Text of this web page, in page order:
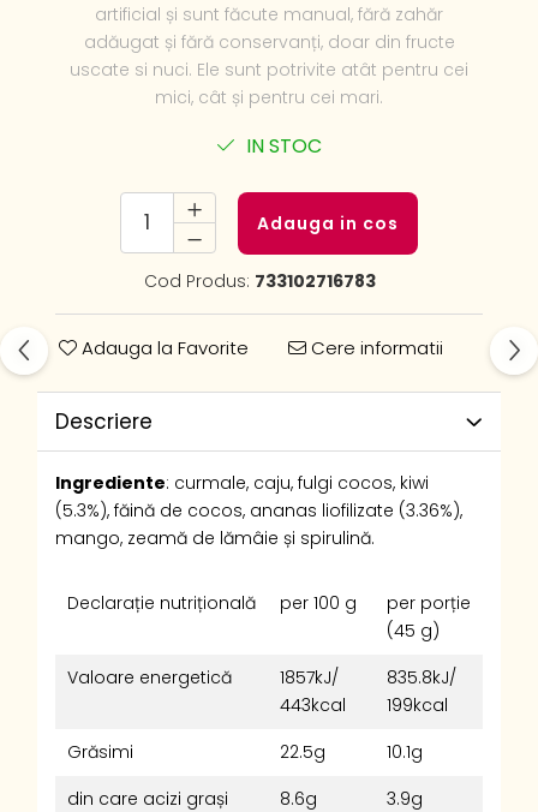
artificial și sunt făcute manual, fără zahăr
adăugat și fără conservanți, doar din fructe
uscate si nuci. Ele sunt potrivite atât pentru cei
mici, cât și pentru cei mari.
IN STOC
Adauga in cos
Cod Produs: 733102716783
Adauga la Favorite Cere informatii
Descriere
Ingrediente: curmale, caju, fulgi cocos, kiwi
(5.3%), făină de cocos, ananas liofilizate (3.36%),
mango, zeamă de lămâie și spirulină.
Declarație nutrițională per 100 g
per porție
(45 g)
Valoare energetică
1857kJ/
443kcal
835.8kJ/
199kcal
Grăsimi
22.5g
10.1g
din care acizi grași
8.6g 3.9g